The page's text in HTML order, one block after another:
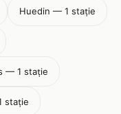
Huedin — 1 stație
— 1 stație
stație